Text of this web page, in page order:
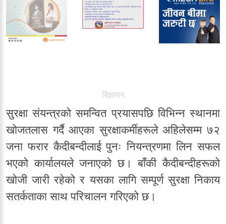
बिज्ञापन
सुरक्षा संयन्त्रको समन्वित प्रयासपछि विभिन्न स्थानमा
खोजतलास गर्दै आएका सुरक्षाकर्मीहरूले अहिलेसम्म ७२
जना फरार कैदीबन्दीलाई पुनः नियन्त्रणमा लिन सफल
भएको कार्यालयले जनाएको छ। बाँकी कैदीबन्दीहरूको
खोजी जारी रहेको र यसका लागि सम्पूर्ण सुरक्षा निकाय
सतर्कताका साथ परिचालन गरिएको छ।